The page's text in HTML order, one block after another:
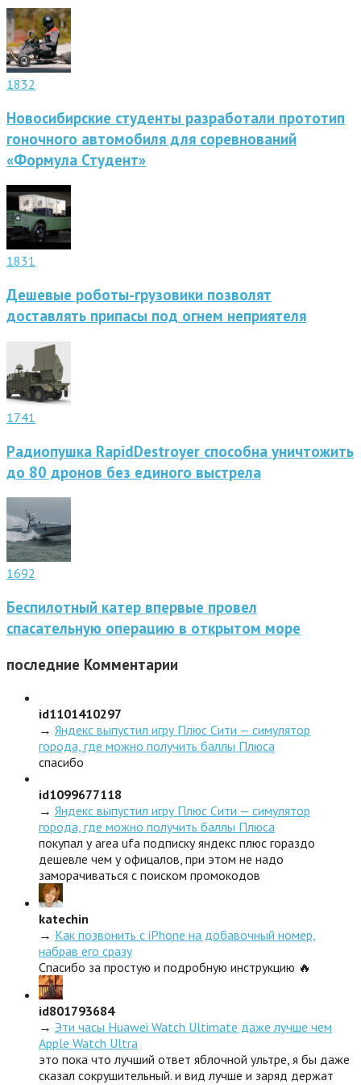
1832
Новосибирские студенты разработали прототип
гоночного автомобиля для соревнований
«Формула Студент»
1831
Дешевые роботы-грузовики позволят
доставлять припасы под огнем неприятеля
1741
Радиопушка RapidDestroyer способна уничтожить
до 80 дронов без единого выстрела
1692
Беспилотный катер впервые провел
спасательную операцию в открытом море
последние Комментарии
id1101410297
→ Яндекс выпустил игру Плюс Сити — симулятор
города, где можно получить баллы Плюса
спасибо
id1099677118
→ Яндекс выпустил игру Плюс Сити — симулятор
города, где можно получить баллы Плюса
покупал у area ufa подписку яндекс плюс гораздо
дешевле чем у офицалов, при этом не надо
заморачиваться с поиском промокодов
katechin
→ Как позвонить с iPhone на добавочный номер,
набрав его сразу
Спасибо за простую и подробную инструкцию 🔥
id801793684
→ Эти часы Huawei Watch Ultimate даже лучше чем
Apple Watch Ultra
это пока что лучший ответ яблочной ультре, я бы даже
сказал сокрушительный. и вид лучше и заряд держат